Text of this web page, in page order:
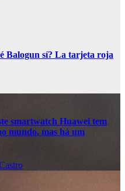
Balogun sí? La tarjeta roja
smartwatch Huawei tem
mundo, mas há um